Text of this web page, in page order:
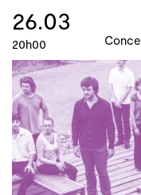
26.03
20h00